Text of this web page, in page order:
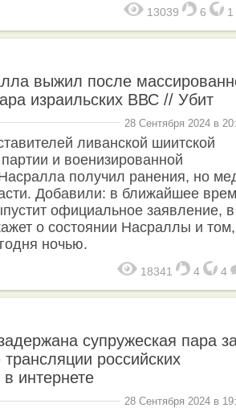
13039 6 1
выжил после
израильских ВВС // Убит
28 Сентября 2024 в
ливанской шиитской
и военизированной
получил ранения, но
Добавили: в ближайшее
официальное заявление, в
о состоянии Насраллы и
ночью.
18341 4 4
супружеская пара
российских
интернете
28 Сентября 2024 в